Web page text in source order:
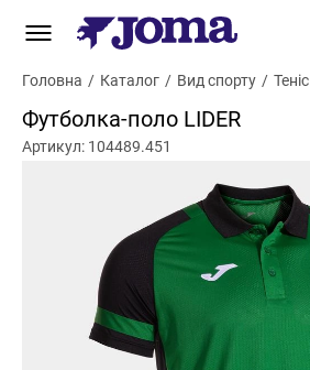
Головна / Каталог / Вид спорту / Теніс
Футболка-поло LIDER
Артикул: 104489.451